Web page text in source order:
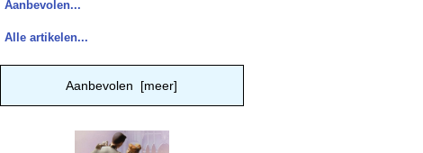
Aanbevolen...
Alle artikelen...
Aanbevolen [meer]